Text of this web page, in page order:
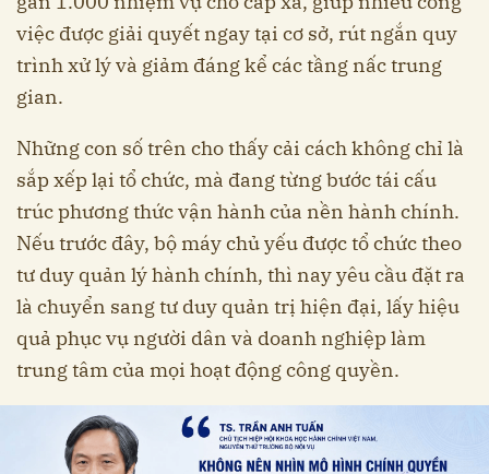
việc được giải quyết ngay tại cơ sở, rút ngắn quy
trình xử lý và giảm đáng kể các tầng nấc trung
gian.
Những con số trên cho thấy cải cách không chỉ là
sắp xếp lại tổ chức, mà đang từng bước tái cấu
trúc phương thức vận hành của nền hành chính.
Nếu trước đây, bộ máy chủ yếu được tổ chức theo
tư duy quản lý hành chính, thì nay yêu cầu đặt ra
là chuyển sang tư duy quản trị hiện đại, lấy hiệu
quả phục vụ người dân và doanh nghiệp làm
trung tâm của mọi hoạt động công quyền.